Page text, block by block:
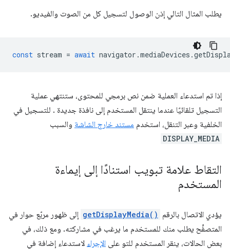
يطلب المثال التالي إذن الوصول لتسجيل كل من الصوت والفيديو.
const stream = await navigator .mediaDevices .
إذا تم استدعاء العملية ضمن نص برمجي للمحتوى، ستنتهي عملية
التسجيل تلقائيًا عندما ينتقل المستخدم إلى نافذة جديدة . للتسجيل في
الخلفية وعبر التنقل، استخدم مستند خارج الشاشة والسبب
DISPLAY_MEDIA
التقاط علامة تبويب استنادًا إلى إيماءة
المستخدم
يؤدي الاتصال بالرقم getDisplayMedia() إلى ظهور مربّع حوار في
المتصفِّح يطلب منك للمستخدم ما يرغب في مشاركته. ومع ذلك، في
بعض الحالات، ينقر المستخدم للتو على الإجراء لاستدعاء إضافة في